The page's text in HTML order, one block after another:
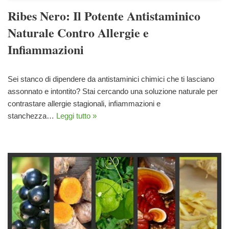
Ribes Nero: Il Potente Antistaminico
Naturale Contro Allergie e
Infiammazioni
Sei stanco di dipendere da antistaminici chimici che ti lasciano
assonnato e intontito? Stai cercando una soluzione naturale per
contrastare allergie stagionali, infiammazioni e
stanchezza… Leggi tutto »